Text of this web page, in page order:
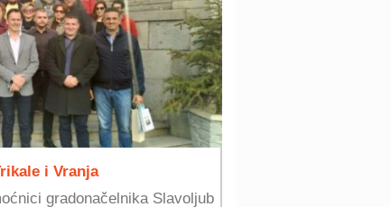
i Vranja
gradonačelnika Slavoljub